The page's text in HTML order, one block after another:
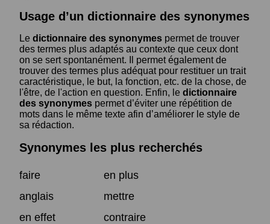
Usage d’un dictionnaire des synonymes
Le dictionnaire des synonymes permet de trouver
des termes plus adaptés au contexte que ceux dont
on se sert spontanément. Il permet également de
trouver des termes plus adéquat pour restituer un trait
caractéristique, le but, la fonction, etc. de la chose, de
l'être, de l'action en question. Enfin, le dictionnaire
des synonymes permet d’éviter une répétition de
mots dans le même texte afin d’améliorer le style de
sa rédaction.
Synonymes les plus recherchés
faire
en plus
anglais
mettre
en effet
contraire